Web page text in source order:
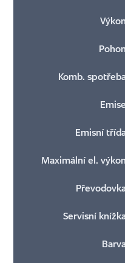
Výkon
Pohon
Komb.
Emise
Emisní
Maximální el. výkon
Servisní